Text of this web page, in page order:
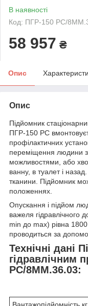
В наявності
Код: ПГР-150 РС/
58 957 ₴
Опис
Опис
Підйомник
ПГР-150 РС
профілактичних
переміщення людини
можливостями, або
ванну, в туалет і
тканини. Підйомник
положеннях.
Опускання і підйом
важеля гідравлічного
min до max) рівна
проводиться за
Технічні дані
гідравлічним
РС/8ММ.36.03: